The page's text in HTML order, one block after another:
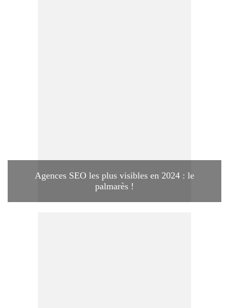
Agences SEO les plus visibles en 2024 : le
palmarès !